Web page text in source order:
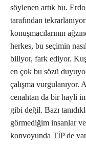
söylenen artık bu.
tarafından
konuşmacılarının
herkes, bu seçimin
biliyor, fark ediyor.
en çok bu sözü
çalışma vurgulanıyor.
cenahtan da bir hayli
gibi değil. Bazı
görmediğim insanlar ve
konvoyunda TİP de